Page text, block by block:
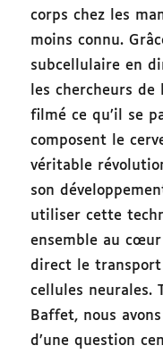
corps chez les
moins connu.
subcellulaire en
les chercheurs
filmé ce qu’il se
composent le
véritable
son
utiliser cette
ensemble au
direct le transport
cellules neurales.
Baffet, nous
d’une question